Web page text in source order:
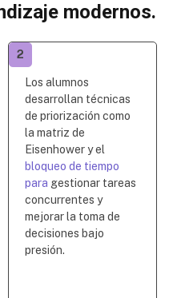
modernos.
Los alumnos
desarrollan técnicas
de priorización como
la matriz de
Eisenhower y el
bloqueo de tiempo
para gestionar tareas
concurrentes y
mejorar la toma de
decisiones bajo
presión.
2